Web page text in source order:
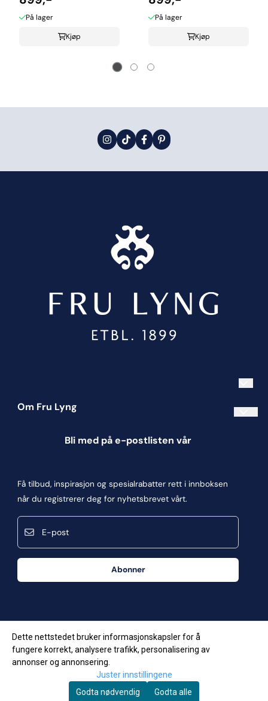
På lager
Kjøp
På lager
Kjøp
Om Fru Lyng
Informasjonskapsler
Kontakt oss
Kjøpsbetingelser
Frakt og retur
Våre butikker
Bli med på e-postlisten vår
Få tilbud, inspirasjon og spesialrabatter rett i innboksen
når du registrerer deg for nyhetsbrevet vårt.
Abonner
© Copyright Company, org. number 957623034
Dette nettstedet bruker informasjonskapsler for å
fungere korrekt, analysere trafikk, personalisering av
annonser og annonsering.
Juster innstillingene
Godta nødvendig
Godta alle